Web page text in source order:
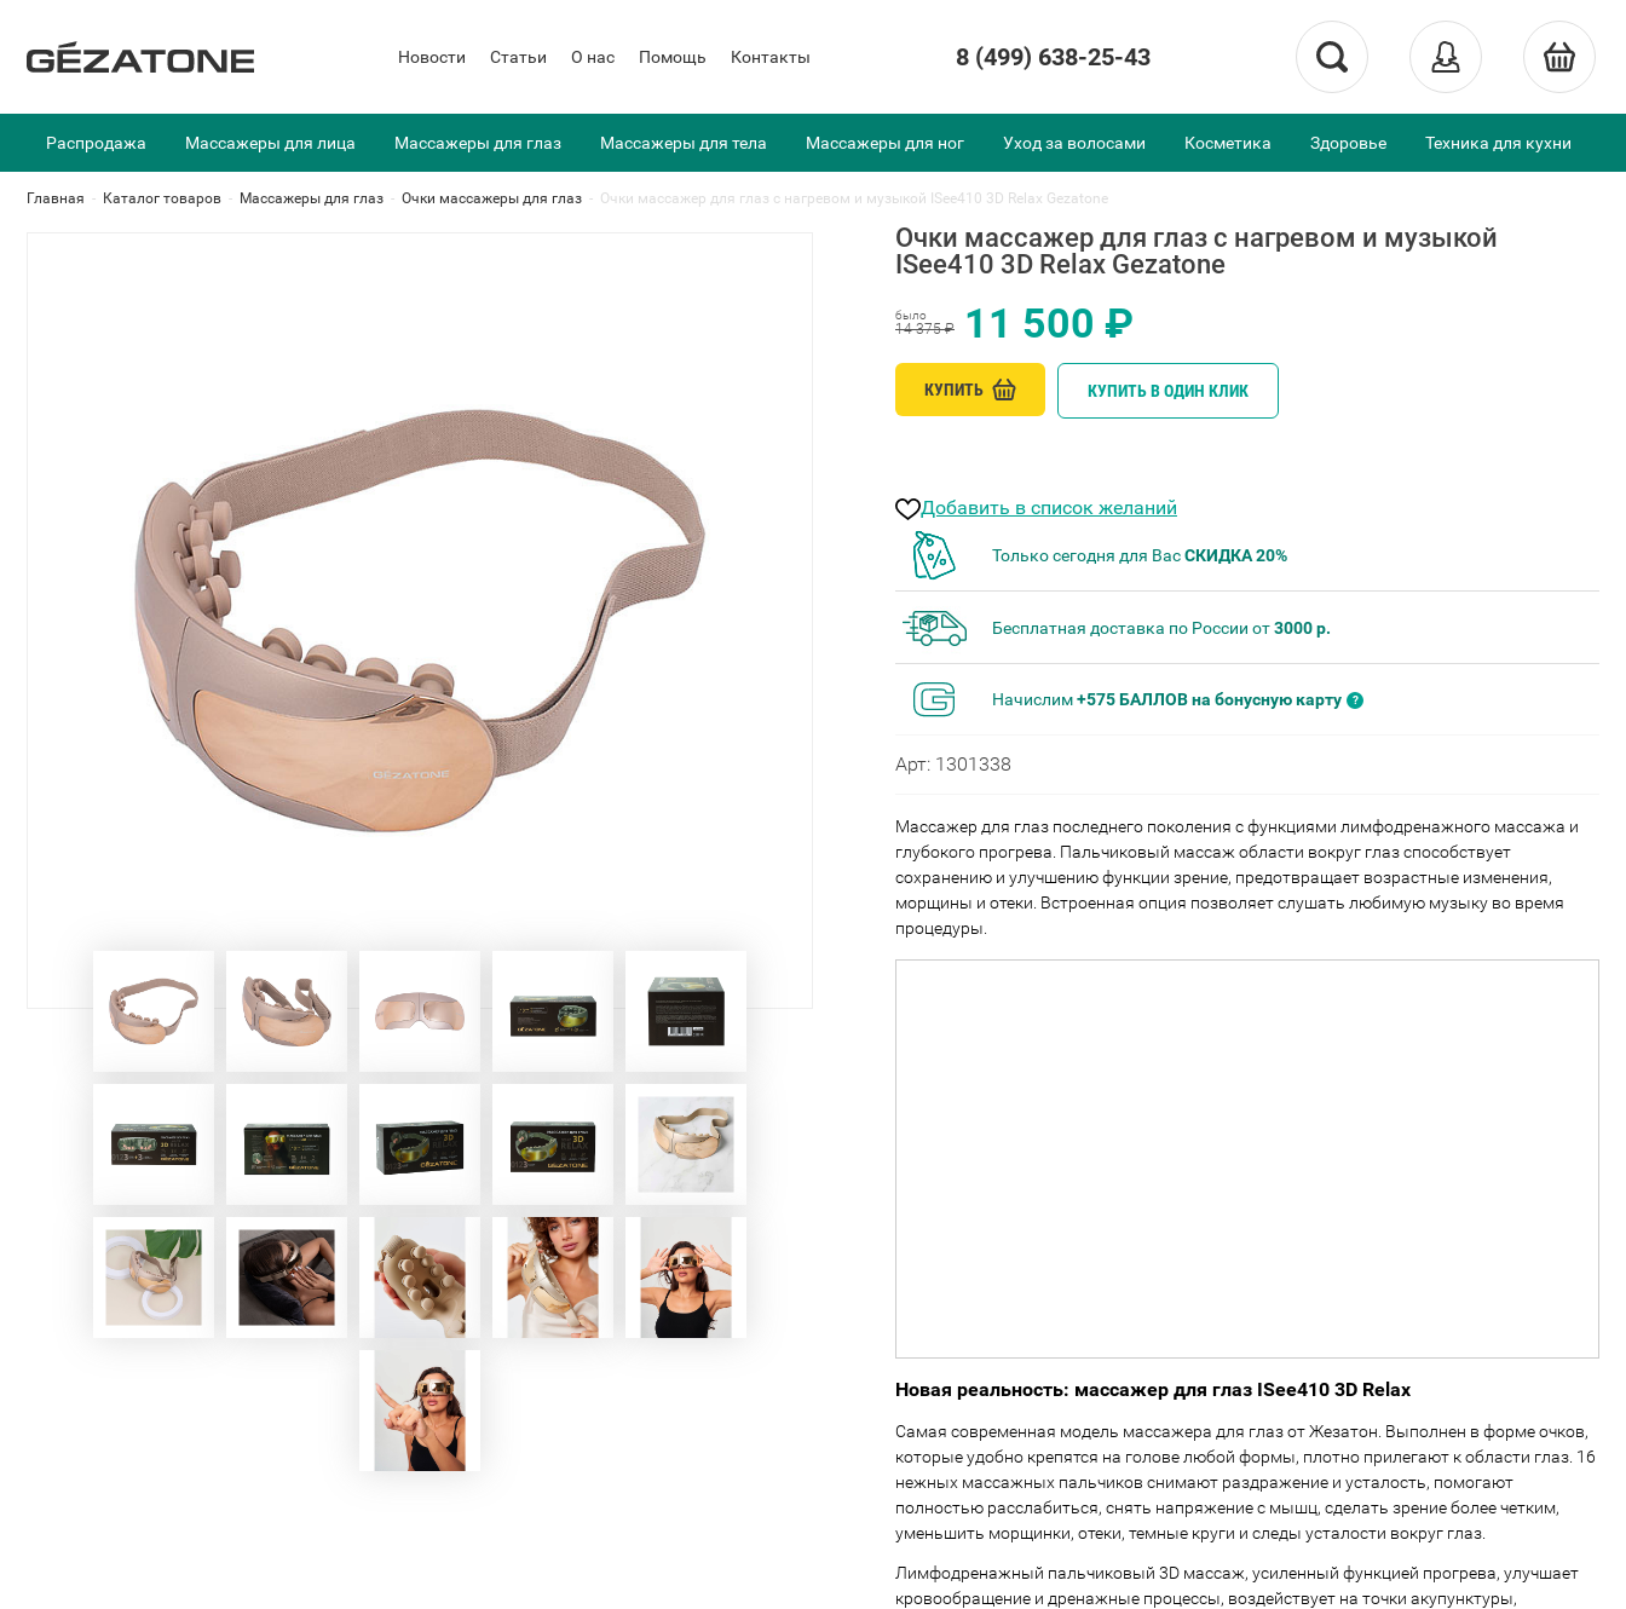
Новости Статьи О нас Помощь Контакты 8 (499) 638-25-43
Распродажа Массажеры для лица Массажеры для глаз Массажеры для тела Массажеры для ног Уход за волосами Косметика Здоровье Техника для кухни
Главная - Каталог товаров - Массажеры для глаз - Очки массажеры для глаз - Очки массажер для глаз с нагревом и музыкой ISee410 3D Relax Gezatone
Очки массажер для глаз с нагревом и музыкой
ISee410 3D Relax Gezatone
было
14 375 ₽ 11 500 ₽
КУПИТЬ КУПИТЬ В ОДИН КЛИК
Добавить в список желаний
Только сегодня для ВасСКИДКА 20%
Бесплатная доставка по России от3000 р.
Начислим+575 БАЛЛОВ на бонусную карту
Арт: 1301338
Массажер для глаз последнего поколения с функциями лимфодренажного массажа и
глубокого прогрева. Пальчиковый массаж области вокруг глаз способствует
сохранению и улучшению функции зрение, предотвращает возрастные изменения,
морщины и отеки. Встроенная опция позволяет слушать любимую музыку во время
процедуры.
Новая реальность: массажер для глаз ISee410 3D Relax
Самая современная модель массажера для глаз от Жезатон. Выполнен в форме очков,
которые удобно крепятся на голове любой формы, плотно прилегают к области глаз. 16
нежных массажных пальчиков снимают раздражение и усталость, помогают
полностью расслабиться, снять напряжение с мышц, сделать зрение более четким,
уменьшить морщинки, отеки, темные круги и следы усталости вокруг глаз.
Лимфодренажный пальчиковый 3D массаж, усиленный функцией прогрева, улучшает
кровообращение и дренажные процессы, воздействует на точки акупунктуры,